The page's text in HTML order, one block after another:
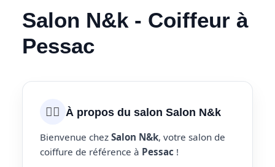
Salon N&k - Coiffeur à
Pessac
💇‍♀️ À propos du salon Salon N&k
Bienvenue chez Salon N&k, votre salon de
coiffure de référence à Pessac !